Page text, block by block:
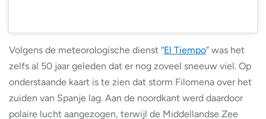
Volgens de meteorologische dienst “El Tiempo” was het
zelfs al 50 jaar geleden dat er nog zoveel sneeuw viel. Op
onderstaande kaart is te zien dat storm Filomena over het
zuiden van Spanje lag. Aan de noordkant werd daardoor
polaire lucht aangezogen, terwijl de Middellandse Zee